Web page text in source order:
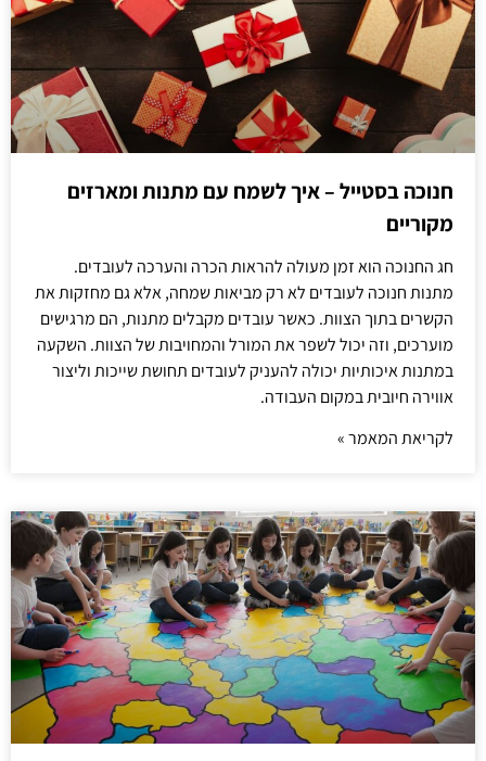
חנוכה בסטייל – איך לשמח עם מתנות ומארזים
מקוריים
חג החנוכה הוא זמן מעולה להראות הכרה והערכה לעובדים.
מתנות חנוכה לעובדים לא רק מביאות שמחה, אלא גם מחזקות את
הקשרים בתוך הצוות. כאשר עובדים מקבלים מתנות, הם מרגישים
מוערכים, וזה יכול לשפר את המורל והמחויבות של הצוות. השקעה
במתנות איכותיות יכולה להעניק לעובדים תחושת שייכות וליצור
אווירה חיובית במקום העבודה.
לקריאת המאמר »